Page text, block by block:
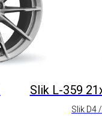
Slik L-359
Slik D4